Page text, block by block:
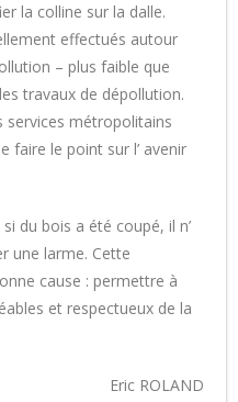
la colline sur la dalle.
effectués autour
– plus faible que
travaux de dépollution.
services métropolitains
faire le point sur l’ avenir
du bois a été coupé, il n’
une larme. Cette
cause : permettre à
et respectueux de la
Eric ROLAND